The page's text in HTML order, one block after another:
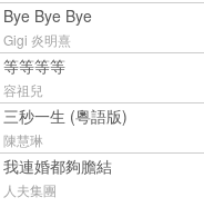
Bye Bye Bye
Gigi 炎明熹
等等等等
容祖兒
三秒一生 (粵語版)
陳慧琳
我連婚都夠膽結
人夫集團